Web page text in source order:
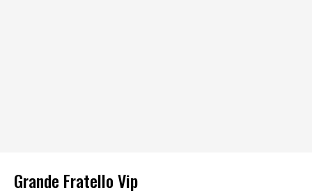
Grande Fratello Vip